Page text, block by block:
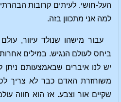
העל-חושי. לעיתים קרובות
למה אני מתכוון בזה.
עבור מישהו שנולד עיוור,
ביחס לעולם הנגיש. במילים
יש לנו איברים שבאמצעותם
משוחזרת האדם כבר לא צריך
שקיים אור וצבע. אז הוא חווה